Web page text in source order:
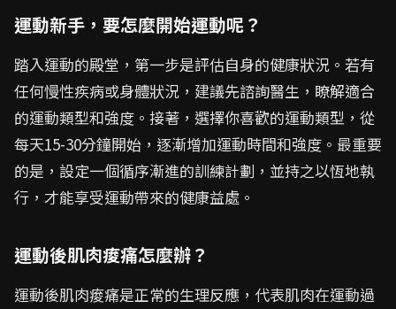
運動新手，要怎麼開始運動呢？
踏入運動的殿堂，第一步是評估自身的健康狀況。若有
任何慢性疾病或身體狀況，建議先諮詢醫生，瞭解適合
的運動類型和強度。接著，選擇你喜歡的運動類型，從
每天15-30分鐘開始，逐漸增加運動時間和強度。最重要
的是，設定一個循序漸進的訓練計劃，並持之以恆地執
行，才能享受運動帶來的健康益處。
運動後肌肉痠痛怎麼辦？
運動後肌肉痠痛是正常的生理反應，代表肌肉在運動過